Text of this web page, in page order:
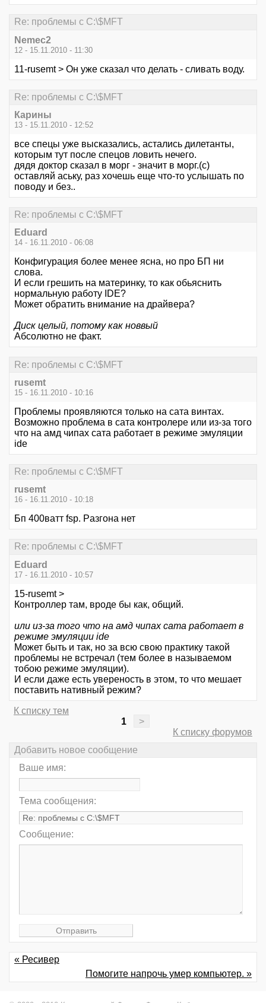
Re: проблемы с C:\$MFT
Nemec2
12 - 15.11.2010 - 11:30
11-rusemt > Он уже сказал что делать - сливать воду.
Re: проблемы с C:\$MFT
Карины
13 - 15.11.2010 - 12:52
все спецы уже высказались, астались дилетанты,
которым тут после спецов ловить нечего.
дядя доктор сказал в морг - значит в морг.(с)
оставляй аську, раз хочешь еще что-то услышать по
поводу и без..
Re: проблемы с C:\$MFT
Eduard
14 - 16.11.2010 - 06:08
Конфигурация более менее ясна, но про БП ни
слова.
И если грешить на материнку, то как обьяснить
нормальную работу IDE?
Может обратить внимание на драйвера?
Диск целый, потому как новвый
Абсолютно не факт.
Re: проблемы с C:\$MFT
rusemt
15 - 16.11.2010 - 10:16
Проблемы проявляются только на сата винтах.
Возможно проблема в сата контролере или из-за того
что на амд чипах сата работает в режиме эмуляции
ide
Re: проблемы с C:\$MFT
rusemt
16 - 16.11.2010 - 10:18
Бп 400ватт fsp. Pазгона нет
Re: проблемы с C:\$MFT
Eduard
17 - 16.11.2010 - 10:57
15-rusemt >
Контроллер там, вроде бы как, общий.
или из-за того что на амд чипах сата работает в
режиме эмуляции ide
Может быть и так, но за всю свою практику такой
проблемы не встречал (тем более в называемом
тобою режиме эмуляции).
И если даже есть увереность в этом, то что мешает
поставить нативный режим?
К списку тем
1
>
К списку форумов
Добавить новое сообщение
Ваше имя:
Тема сообщения:
Сообщение:
« Ресивер
Помогите напрочь умер компьютер. »